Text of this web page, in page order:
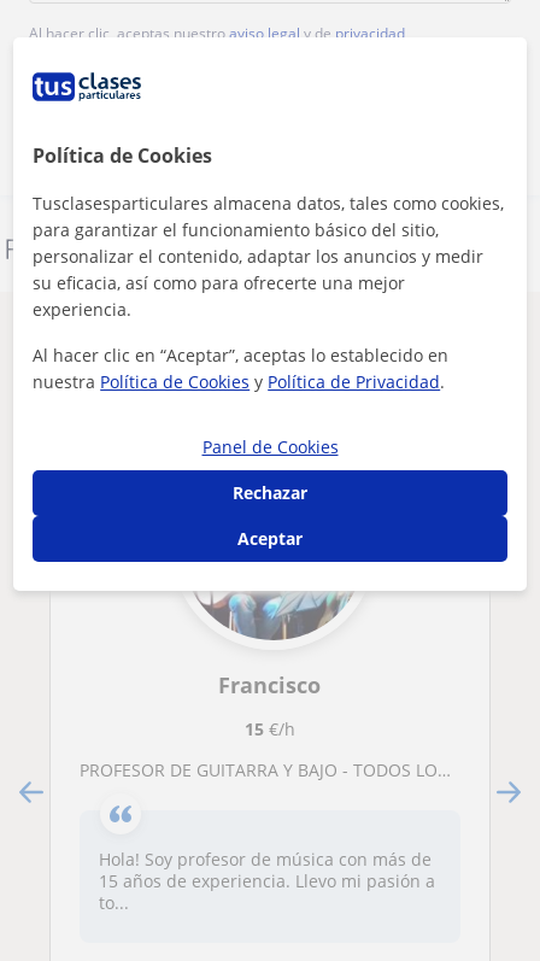
Al hacer clic, aceptas nuestroaviso legal y de privacidad
Denunciar este perfil
interesarte
Francisco
15€/h
PROFESOR DE GUITARRA Y BAJO - TODOS LOS NIVELES
Hola! Soy profesor de música con más de
15 años de experiencia. Llevo mi pasión a
to...
Política de Cookies
Tusclasesparticulares almacena datos, tales como cookies,
para garantizar el funcionamiento básico del sitio,
personalizar el contenido, adaptar los anuncios y medir
su eficacia, así como para ofrecerte una mejor
experiencia.
Al hacer clic en “Aceptar”, aceptas lo establecido en
nuestra Política de Cookies y Política de Privacidad.
Panel de Cookies
Rechazar
Aceptar